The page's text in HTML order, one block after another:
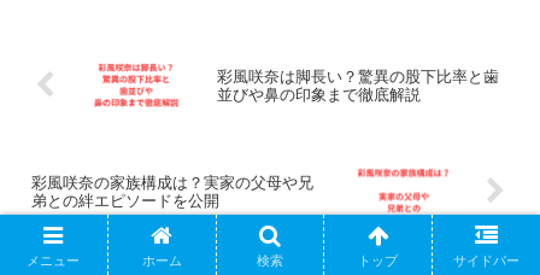
彩風咲奈は脚長い？驚異の股下比率と歯
並びや鼻の印象まで徹底解説
彩風咲奈の家族構成は？実家の父母や兄
弟との絆エピソードを公開
メニュー ホーム 検索 トップ サイドバー